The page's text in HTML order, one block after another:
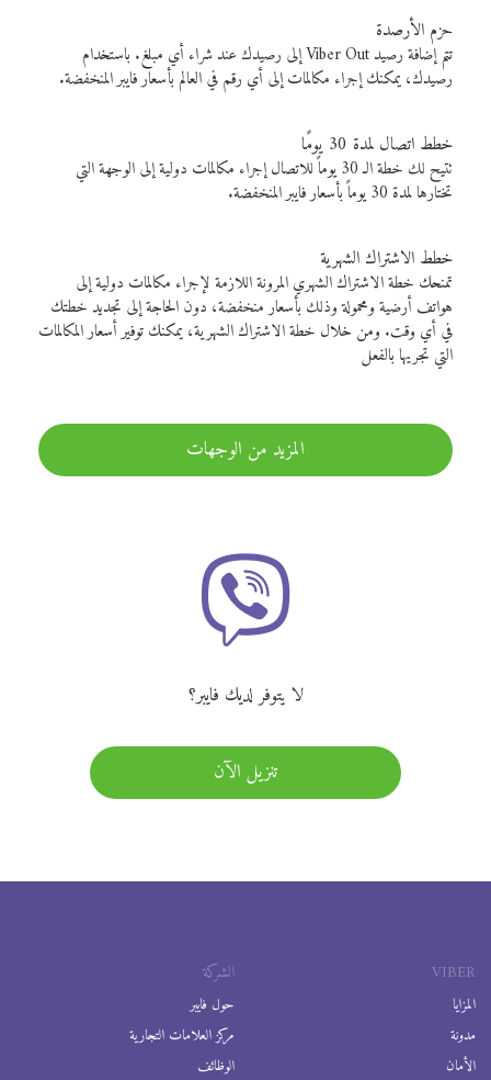
حزم الأرصدة
تتم إضافة رصيد Viber Out إلى رصيدك عند شراء أي مبلغ. باستخدام
رصيدك، يمكنك إجراء مكالمات إلى أي رقم في العالم بأسعار فايبر المنخفضة.
خطط اتصال لمدة 30 يومًا
تتيح لك خطة الـ 30 يوماً للاتصال إجراء مكالمات دولية إلى الوجهة التي
تختارها لمدة 30 يوماً بأسعار فايبر المنخفضة.
خطط الاشتراك الشهرية
تمنحك خطة الاشتراك الشهري المرونة اللازمة لإجراء مكالمات دولية إلى
هواتف أرضية ومحمولة وذلك بأسعار منخفضة، دون الحاجة إلى تجديد خطتك
في أي وقت. ومن خلال خطة الاشتراك الشهرية، يمكنك توفير أسعار المكالمات
التي تجريها بالفعل
المزيد من الوجهات
لا يتوفر لديك فايبر؟
تنزيل الآن
VIBER
المزايا
مدونة
الأمان
الشركة
حول فايبر
مركز العلامات التجارية
الوظائف